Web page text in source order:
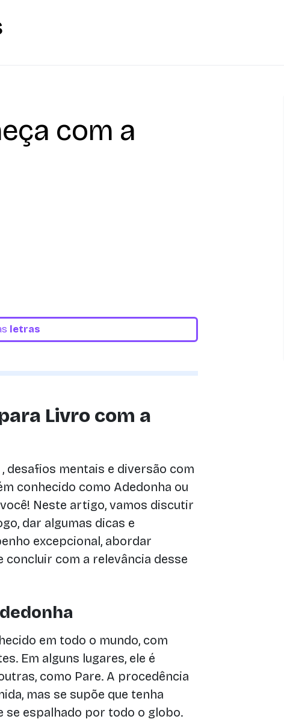
com a
letras
Livro com a
desafios mentais e diversão com
conhecido como Adedonha ou
Neste artigo, vamos discutir
dar algumas dicas e
excepcional, abordar
com a relevância desse
em todo o mundo, com
Em alguns lugares, ele é
como Pare. A procedência
mas se supõe que tenha
se espalhado por todo o globo.